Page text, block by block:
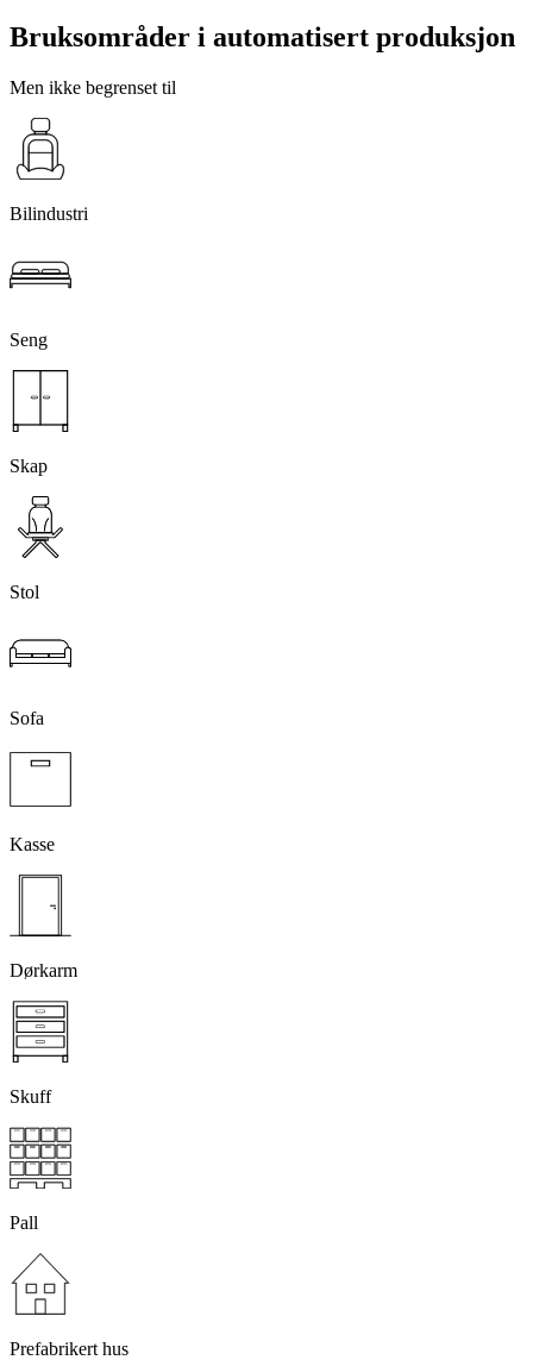
Bruksområder i automatisert produksjon
Men ikke begrenset til
Bilindustri
Seng
Skap
Stol
Sofa
Kasse
Dørkarm
Skuff
Pall
Prefabrikert hus